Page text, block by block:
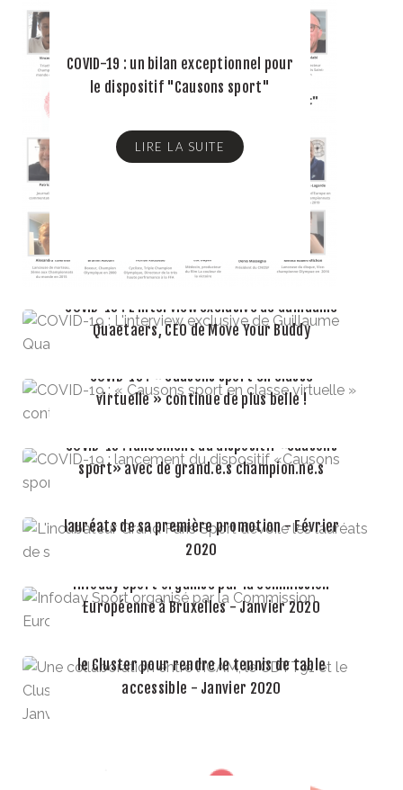
COVID-19 : un bilan exceptionnel pour
le dispositif "Causons sport"
LIRE LA SUITE
COVID-19 : L'interview exclusive de Guillaume
Quaetaers, CEO de Move Your Buddy
LIRE LA SUITE
COVID-19 : « Causons sport en classe
virtuelle » continue de plus belle !
LIRE LA SUITE
COVID-19 : lancement du dispositif «Causons
sport» avec de grand.e.s champion.ne.s
LIRE LA SUITE
lauréats de sa première promotion - Février
2020
LIRE LA SUITE
Infoday Sport organisé par la Commission
Européenne à Bruxelles - Janvier 2020
LIRE LA SUITE
le Cluster pour rendre le tennis de table
accessible - Janvier 2020